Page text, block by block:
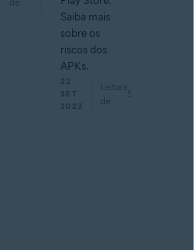
Saiba mais
sobre os
riscos dos
APKs.
22
SET
2023
Leitura
de
5